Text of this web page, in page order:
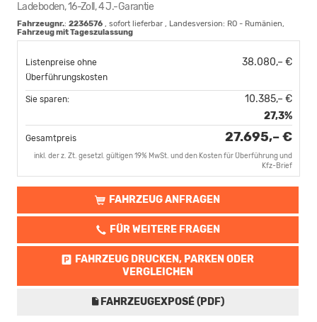
Ladeboden, 16-Zoll, 4 J.-Garantie
Fahrzeugnr.: 2236576 , sofort lieferbar , Landesversion: RO - Rumänien,
Fahrzeug mit Tageszulassung
Listenpreise ohne
Überführungskosten
38.080,– €
Sie sparen:
10.385,– €
27,3%
Gesamtpreis 27.695,– €
inkl. der z. Zt. gesetzl. gültigen 19% MwSt. und den Kosten für Überführung und
Kfz-Brief
FAHRZEUG ANFRAGEN
FÜR WEITERE FRAGEN
FAHRZEUG DRUCKEN, PARKEN ODER
VERGLEICHEN
FAHRZEUGEXPOSÉ (PDF)